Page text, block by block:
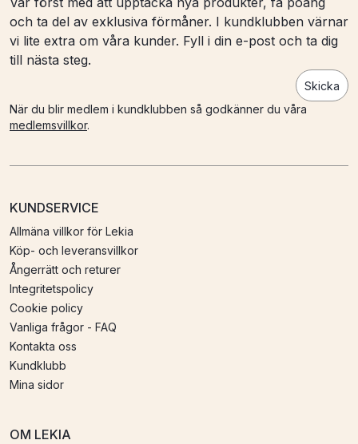
och ta del av exklusiva förmåner. I kundklubben värnar
vi lite extra om våra kunder. Fyll i din e-post och ta dig
till nästa steg.
Skicka
När du blir medlem i kundklubben så godkänner du våra
medlemsvillkor.
KUNDSERVICE
Allmäna villkor för Lekia
Köp- och leveransvillkor
Ångerrätt och returer
Integritetspolicy
Cookie policy
Vanliga frågor - FAQ
Kontakta oss
Kundklubb
Mina sidor
OM LEKIA